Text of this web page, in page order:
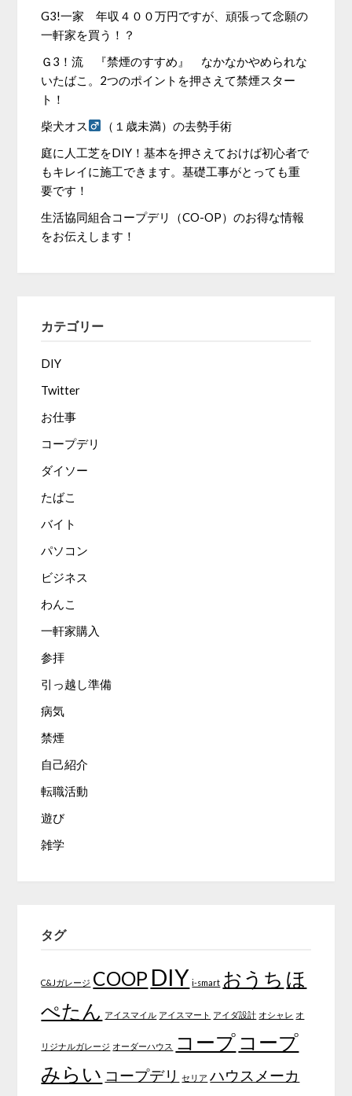
G3!一家 年収４００万円ですが、頑張って念願の
一軒家を買う！？
Ｇ3！流 『禁煙のすすめ』 なかなかやめられな
いたばこ。2つのポイントを押さえて禁煙スター
ト！
柴犬オス
（１歳未満）の去勢手術
庭に人工芝をDIY！基本を押さえておけば初心者で
もキレイに施工できます。基礎工事がとっても重
要です！
生活協同組合コープデリ（CO-OP）のお得な情報
をお伝えします！
カテゴリー
DIY
Twitter
お仕事
コープデリ
ダイソー
たばこ
バイト
パソコン
ビジネス
わんこ
一軒家購入
参拝
引っ越し準備
病気
禁煙
自己紹介
転職活動
遊び
雑学
タグ
C&Jガレージ COOP DIY i-smart おうち ほ
ぺたん アイスマイル アイスマート アイダ設計 オシャレ オ
リジナルガレージ オーダーハウス コープ コープ
みらい コープデリ セリア ハウスメーカ